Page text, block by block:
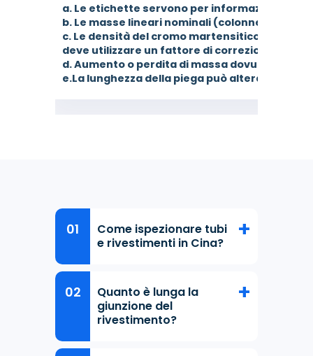
a. Le etichette servono per informazioni e
b. Le masse lineari nominali (colonne 6, 7 e
c. Le densità del cromo martensitico (tipi L80
deve utilizzare un fattore di correzione della
d. Aumento o perdita di massa dovuti alla
e.La lunghezza della piega può alterare
Come ispezionare tubi
e rivestimenti in Cina?
Quanto è lunga la
giunzione del
rivestimento?